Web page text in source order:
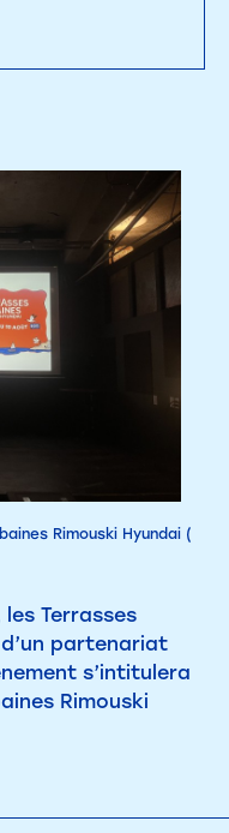
Rimouski Hyundai (
Terrasses
partenariat
s’intitulera
Rimouski